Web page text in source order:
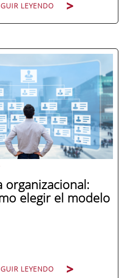
LEYENDO
han ganado tanto peso
corporativa española
como el
Desde que la
Penal extendió la
penal a las personas
de cualquier...
organizacional:
elegir el modelo
LEYENDO